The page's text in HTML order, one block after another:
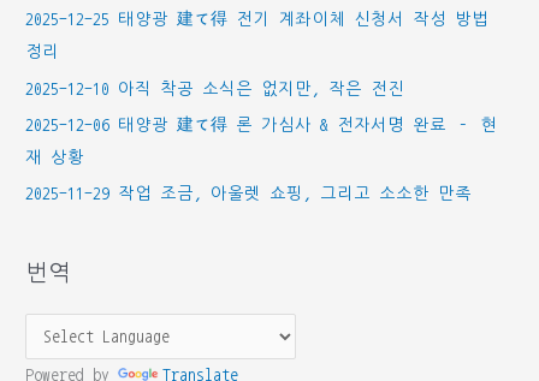
2025-12-25 태양광 建て得 전기 계좌이체 신청서 작성 방법
정리
2025-12-10 아직 착공 소식은 없지만, 작은 전진
2025-12-06 태양광 建て得 론 가심사 & 전자서명 완료 – 현
재 상황
2025-11-29 작업 조금, 아울렛 쇼핑, 그리고 소소한 만족
번역
Powered by Translate